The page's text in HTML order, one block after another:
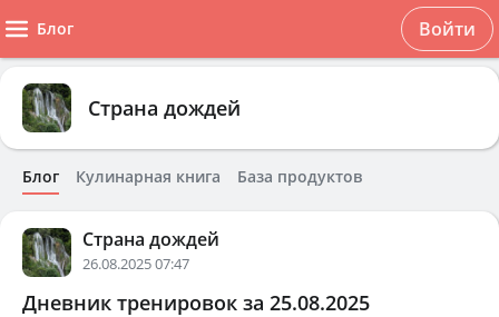
Блог Войти
Страна дождей
Блог Кулинарная книга База продуктов
Страна дождей
26.08.2025 07:47
Дневник тренировок за 25.08.2025